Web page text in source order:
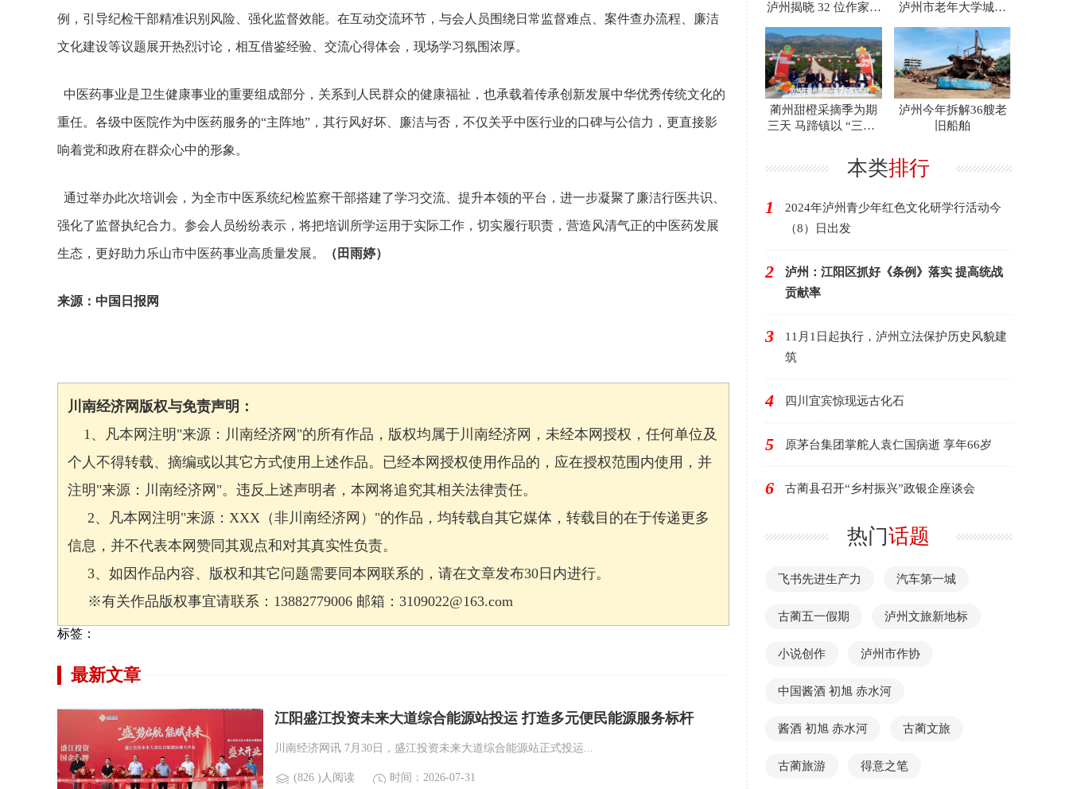
例，引导纪检干部精准识别风险、强化监督效能。在互动交流环节，与会人员围绕日常监督难点、案件查办流程、廉洁
文化建设等议题展开热烈讨论，相互借鉴经验、交流心得体会，现场学习氛围浓厚。
中医药事业是卫生健康事业的重要组成部分，关系到人民群众的健康福祉，也承载着传承创新发展中华优秀传统文化的
重任。各级中医院作为中医药服务的“主阵地”，其行风好坏、廉洁与否，不仅关乎中医行业的口碑与公信力，更直接影
响着党和政府在群众心中的形象。
通过举办此次培训会，为全市中医系统纪检监察干部搭建了学习交流、提升本领的平台，进一步凝聚了廉洁行医共识、
强化了监督执纪合力。参会人员纷纷表示，将把培训所学运用于实际工作，切实履行职责，营造风清气正的中医药发展
生态，更好助力乐山市中医药事业高质量发展。 （田雨婷）
来源：中国日报网
川南经济网版权与免责声明：
1、凡本网注明"来源：川南经济网"的所有作品，版权均属于川南经济网，未经本网授权，任何单位及
个人不得转载、摘编或以其它方式使用上述作品。已经本网授权使用作品的，应在授权范围内使用，并
注明"来源：川南经济网"。违反上述声明者，本网将追究其相关法律责任。
2、凡本网注明"来源：XXX（非川南经济网）"的作品，均转载自其它媒体，转载目的在于传递更多
信息，并不代表本网赞同其观点和对其真实性负责。
3、如因作品内容、版权和其它问题需要同本网联系的，请在文章发布30日内进行。
※有关作品版权事宜请联系：13882779006 邮箱：3109022@163.com
标签：
最新文章
江阳盛江投资未来大道综合能源站投运 打造多元便民能源服务标杆
川南经济网讯 7月30日，盛江投资未来大道综合能源站正式投运...
(826 )人阅读 时间：2026-07-31
泸州揭晓 32 位作家斩
泸州市老年大学城西
蔺州甜橙采摘季为期
三天 马蹄镇以 “三色”
泸州今年拆解36艘老
旧船舶
本类排行
1
2024年泸州青少年红色文化研学行活动今
（8）日出发
2
泸州：江阳区抓好《条例》落实 提高统战
贡献率
3
11月1日起执行，泸州立法保护历史风貌建
筑
4 四川宜宾惊现远古化石
5 原茅台集团掌舵人袁仁国病逝 享年66岁
6 古蔺县召开“乡村振兴”政银企座谈会
热门话题
飞书先进生产力 汽车第一城
古蔺五一假期 泸州文旅新地标
小说创作 泸州市作协
中国酱酒 初旭 赤水河
酱酒 初旭 赤水河 古蔺文旅
古蔺旅游 得意之笔